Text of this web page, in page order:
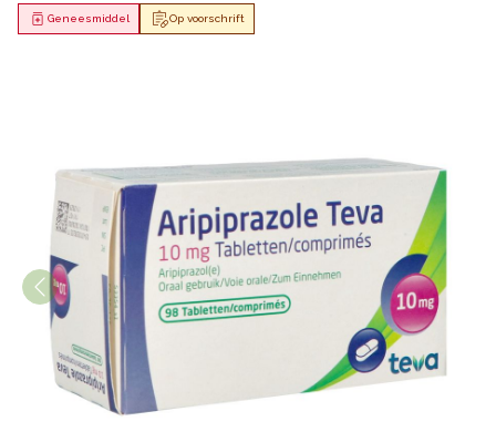
Op voorschrift
Geneesmiddel